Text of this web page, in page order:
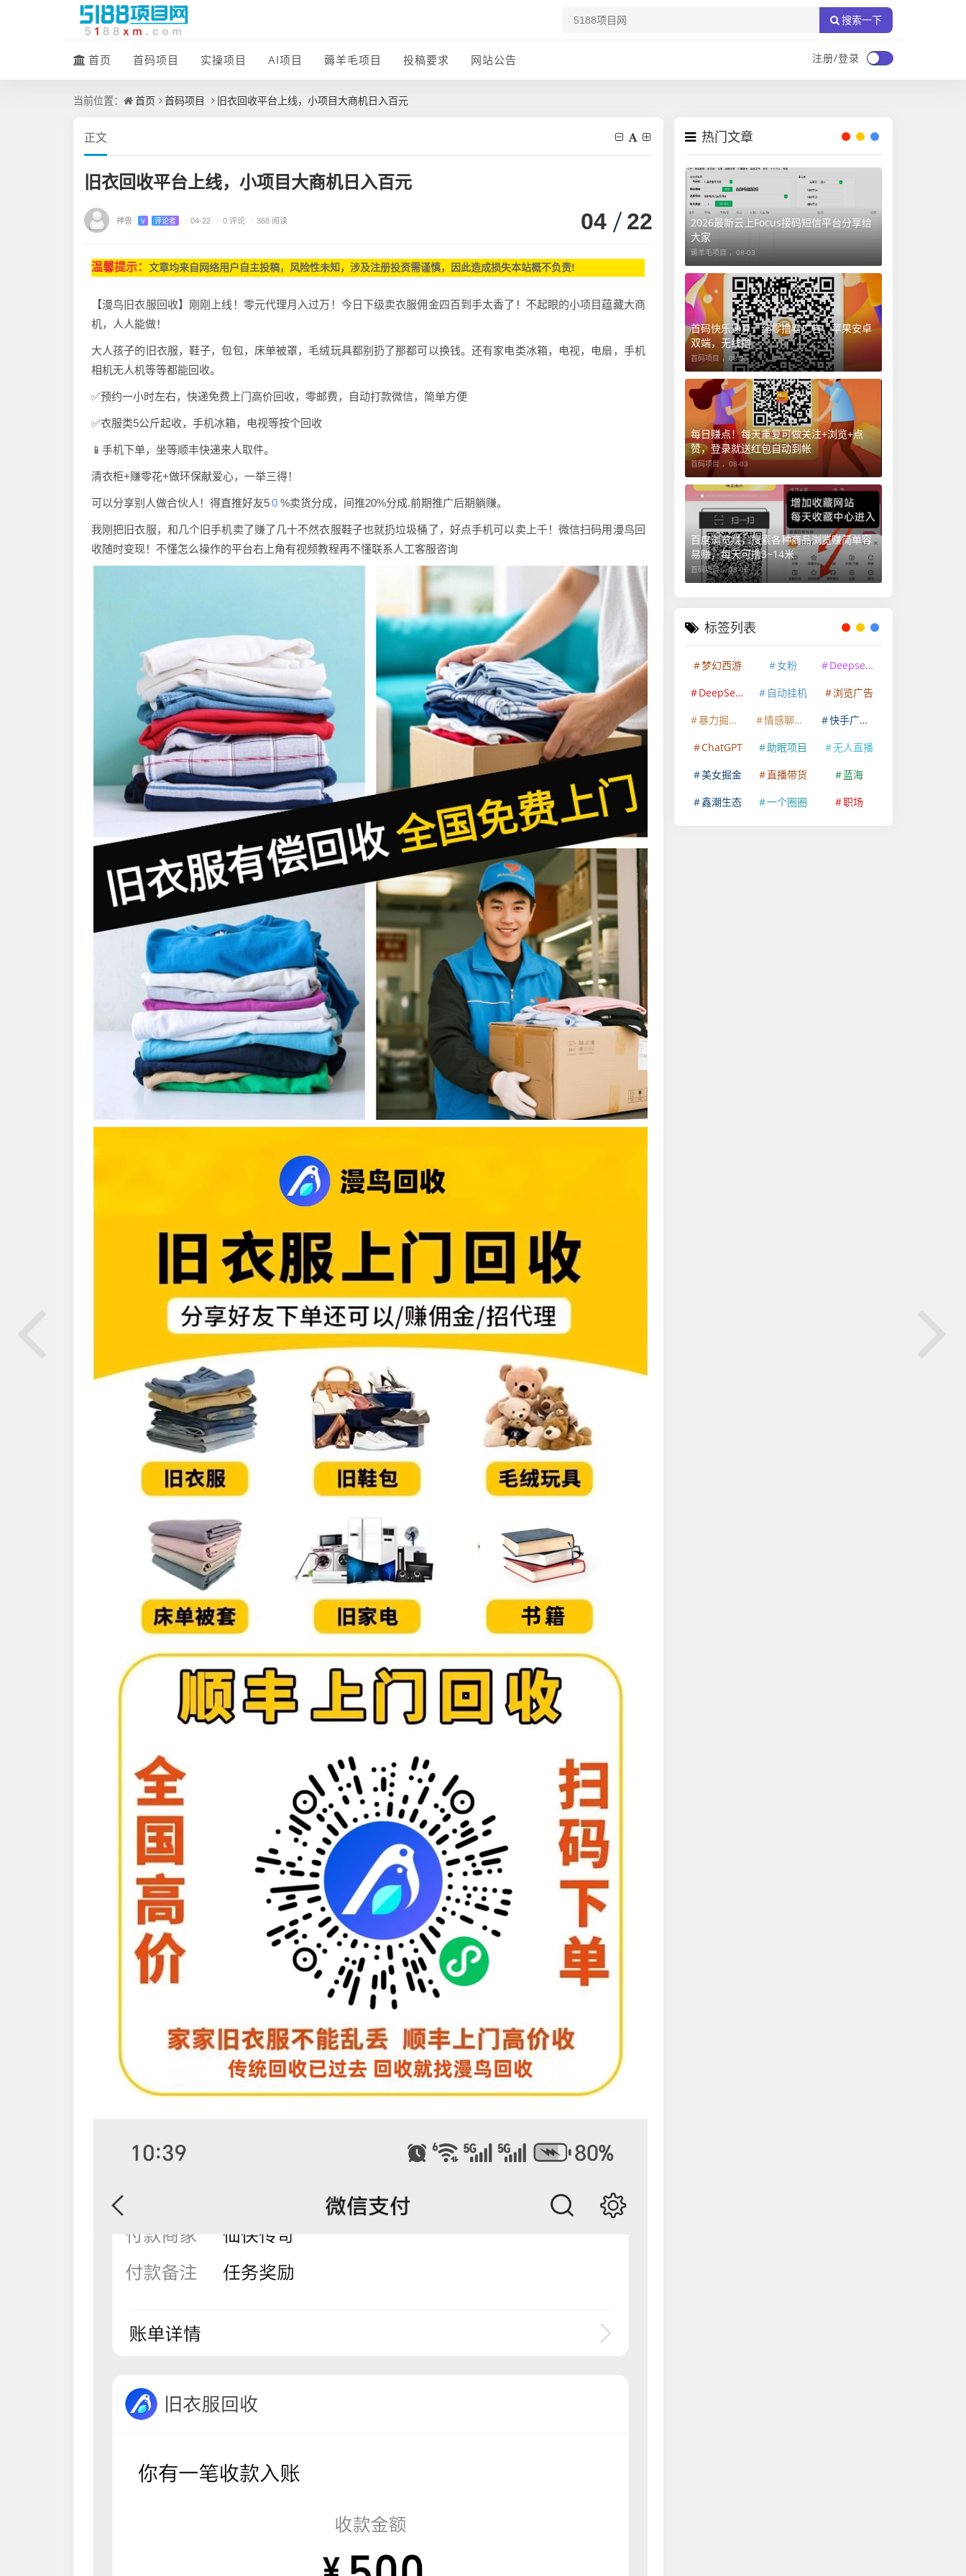
搜索一下
首页 首码项目 实操项目 AI项目 薅羊毛项目 投稿要求 网站公告 注册/登录
当前位置： 首页 首码项目 旧衣回收平台上线，小项目大商机日入百元
正文
旧衣回收平台上线，小项目大商机日入百元
神兽 V 评论者 / 04-22 / 0 评论 / 368 阅读 04 22
温馨提示： 文章均来自网络用户自主投稿， 风险性未知，涉及注册投资需谨慎，因此造成损失本站概不负责!
【漫鸟旧衣服回收】刚刚上线！零元代理月入过万！今日下级卖衣服佣金四百到手太香了！不起眼的小项目蕴藏大商
机，人人能做！
大人孩子的旧衣服，鞋子，包包，床单被罩，毛绒玩具都别扔了那都可以换钱。还有家电类冰箱，电视，电扇，手机
相机无人机等等都能回收。
✅预约一小时左右，快递免费上门高价回收，零邮费，自动打款微信，简单方便
✅衣服类5公斤起收，手机冰箱，电视等按个回收
📱手机下单，坐等顺丰快递来人取件。
清衣柜+赚零花+做环保献爱心，一举三得！
可以分享别人做合伙人！得直推好友50 %卖货分成，间推20%分成.前期推广后期躺赚。
我刚把旧衣服，和几个旧手机卖了赚了几十不然衣服鞋子也就扔垃圾桶了， 好点手机可以卖上千！微信扫码用漫鸟回
收随时变现！不懂怎么操作的平台右上角有视频教程再不懂联系人工客服咨询
热门文章
2026最新云上Focus接码短信平台分享给
大家
薅羊毛项目 ， 08-03
首码快乐速算，纯零撸看广告，苹果安卓
双端，无线撸
首码项目 ， 08-05
每日赚点！每天重复可做关注+浏览+点
赞，登录就送红包自动到帐
首码项目 ， 08-03
百度浏览赚，搜索各种商品浏览赚简单容
易赚，每天可撸3~14米
首码项目 ，08-06
标签列表
梦幻西游 女粉
Deepseek
DeepSeek
自动挂机
浏览广告
暴力掘金项目
情感聊天赛道
快手广告掘金
ChatGPT
助眠项目
无人直播
美女掘金
直播带货
蓝海
鑫潮生态
一个圈圈 职场